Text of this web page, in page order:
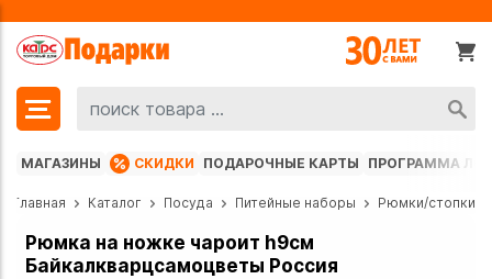
МАГАЗИНЫ СКИДКИ ПОДАРОЧНЫЕ КАРТЫ ПРОГРАММА
Главная Каталог Посуда Питейные наборы Рюмки/стопки
Рюмка на ножке чароит h9см
Байкалкварцсамоцветы Россия